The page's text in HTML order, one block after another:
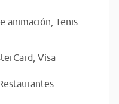
animación, Tenis
Visa